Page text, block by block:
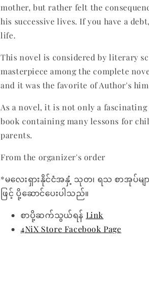
mother, but rather felt the
his successive lives. If you have a
life.
This novel is considered by literary
masterpiece among the complete
and it was the favorite of Author's
As a novel, it is not only a
book containing many lessons for
parents.
From the organizer's order
*မလေးရှားနိုင်ငံအနှံ့ သုတ၊ ရသ စာအုပ်မျာ
ဖြင့် ပို့ဆောင်ပေးပါသည်။
စာပို့ဆက်သွယ်ရန် Link
4NiX Store Facebook Page